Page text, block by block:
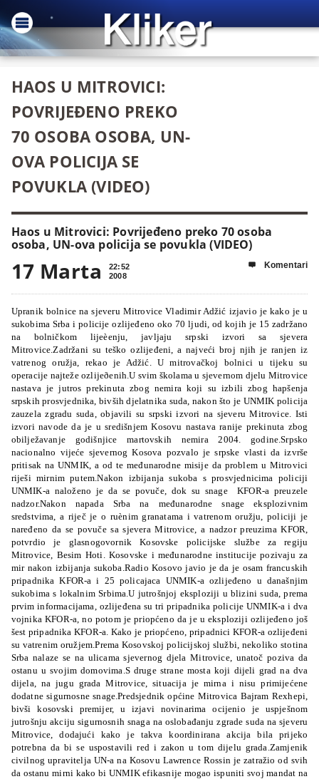
HAOS U MITROVICI:
POVRIJEĐENO PREKO
70 OSOBA OSOBA, UN-
OVA POLICIJA SE
POVUKLA (VIDEO)
Haos u Mitrovici: Povrijeđeno preko 70 osoba
osoba, UN-ova policija se povukla (VIDEO)
17 Marta
22:52
2008
 Komentari
Upranik bolnice na sjeveru Mitrovice Vladimir Adžić izjavio je kako je u
sukobima Srba i policije ozlijeđeno oko 70 ljudi, od kojih je 15 zadržano
na bolničkom lijeèenju, javljaju srpski izvori sa sjevera
Mitrovice.Zadržani su teško ozlijeđeni, a najveći broj njih je ranjen iz
vatrenog oružja, rekao je Adžić. U mitrovačkoj bolnici u tijeku su
operacije najteže ozlijeðenih.U svim školama u sjevernom djelu Mitrovice
nastava je jutros prekinuta zbog nemira koji su izbili zbog hapšenja
srpskih prosvjednika, bivših djelatnika suda, nakon što je UNMIK policija
zauzela zgradu suda, objavili su srpski izvori na sjeveru Mitrovice. Isti
izvori navode da je u središnjem Kosovu nastava ranije prekinuta zbog
obilježavanje godišnjice martovskih nemira 2004. godine.Srpsko
nacionalno vijeće sjevernog Kosova pozvalo je srpske vlasti da izvrše
pritisak na UNMIK, a od te međunarodne misije da problem u Mitrovici
riješi mirnim putem.Nakon izbijanja sukoba s prosvjednicima policiji
UNMIK-a naloženo je da se povuče, dok su snage
KFOR-a preuzele
nadzor.Nakon napada Srba na međunarodne snage eksplozivnim
sredstvima, a riječ je o ruènim granatama i vatrenom oružju, policiji je
naređeno da se povuče sa sjevera Mitrovice, a nadzor preuzima KFOR,
potvrdio je glasnogovornik Kosovske policijske službe za regiju
Mitrovice, Besim Hoti. Kosovske i međunarodne institucije pozivaju za
mir nakon izbijanja sukoba.Radio Kosovo javio je da je osam francuskih
pripadnika KFOR-a i 25 policajaca UNMIK-a ozlijeđeno u današnjim
sukobima s lokalnim Srbima.U jutrošnjoj eksploziji u blizini suda, prema
prvim informacijama, ozlijeđena su tri pripadnika policije UNMIK-a i dva
vojnika KFOR-a, no potom je priopćeno da je u eksploziji ozlijeđeno još
šest pripadnika KFOR-a. Kako je priopćeno, pripadnici KFOR-a ozlijeđeni
su vatrenim oružjem.Prema Kosovskoj policijskoj službi, nekoliko stotina
Srba nalaze se na ulicama sjevernog djela Mitrovice, unatoč poziva da
ostanu u svojim domovima.S druge strane mosta koji dijeli grad na dva
dijela, na jugu grada Mitrovice, situacija je mirna i nisu primijećene
dodatne sigurnosne snage.Predsjednik općine Mitrovica Bajram Rexhepi,
bivši kosovski premijer, u izjavi novinarima ocijenio je uspješnom
jutrošnju akciju sigurnosnih snaga na oslobađanju zgrade suda na sjeveru
Mitrovice, dodajući kako je takva koordinirana akcija bila prijeko
potrebna da bi se uspostavili red i zakon u tom dijelu grada. Zamjenik
civilnog upravitelja UN-a na Kosovu Lawrence Rossin je zatražio od svih
da ostanu mirni kako bi UNMIK efikasnije mogao ispuniti svoj mandat na